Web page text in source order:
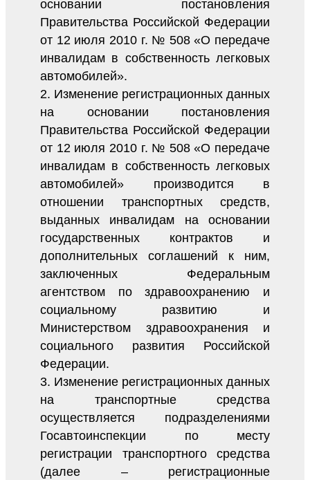
основании постановления
Правительства Российской Федерации
от 12 июля 2010 г. № 508 «О передаче
инвалидам в собственность легковых
автомобилей».
2. Изменение регистрационных данных
на основании постановления
Правительства Российской Федерации
от 12 июля 2010 г. № 508 «О передаче
инвалидам в собственность легковых
автомобилей» производится в
отношении транспортных средств,
выданных инвалидам на основании
государственных контрактов и
дополнительных соглашений к ним,
заключенных Федеральным
агентством по здравоохранению и
социальному развитию и
Министерством здравоохранения и
социального развития Российской
Федерации.
3. Изменение регистрационных данных
на транспортные средства
осуществляется подразделениями
Госавтоинспекции по месту
регистрации транспортного средства
(далее – регистрационные